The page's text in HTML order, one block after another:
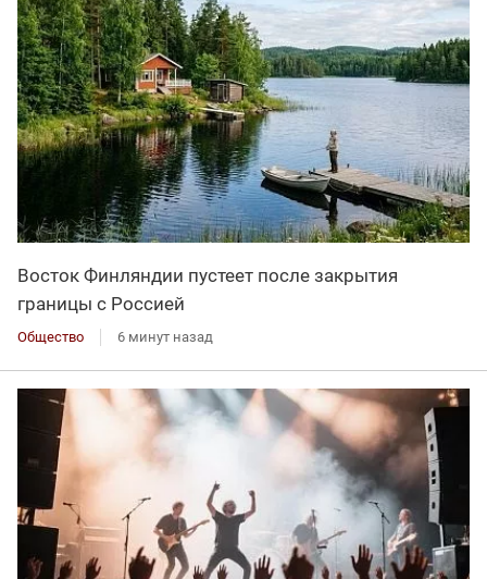
Восток Финляндии пустеет после закрытия
границы с Россией
Общество 6 минут назад